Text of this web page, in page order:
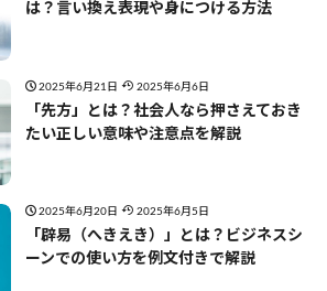
は？言い換え表現や身につける方法
2025年6月21日 2025年6月6日
「先方」とは？社会人なら押さえておき
たい正しい意味や注意点を解説
2025年6月20日 2025年6月5日
「辟易（へきえき）」とは？ビジネスシ
ーンでの使い方を例文付きで解説